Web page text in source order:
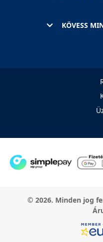
KÖVESS
© 2026. Minden jog